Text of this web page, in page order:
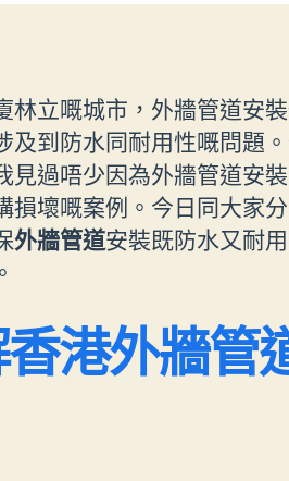
林立嘅城市，外牆管道安
及到防水同耐用性嘅問題
見過唔少因為外牆管道安
損壞嘅案例。今日同大家
外牆管道安裝既防水又耐
港外牆管